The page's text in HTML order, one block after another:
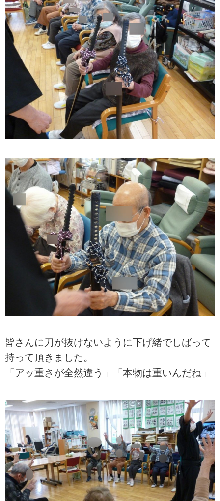
皆さんに刀が抜けないように下げ緒でしばって
持って頂きました。
「アッ重さが全然違う」「本物は重いんだね」